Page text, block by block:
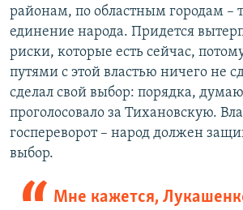
районам, по областным городам –
единение народа. Придется
риски, которые есть сейчас,
путями с этой властью ничего не
сделал свой выбор: порядка,
проголосовало за Тихановскую.
госпереворот – народ должен
выбор.
Мне кажется,